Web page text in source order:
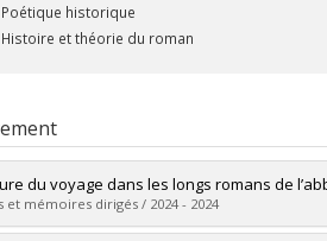
Poétique historique
Histoire et théorie du roman
du voyage dans les longs romans de
et mémoires dirigés / 2024 - 2024